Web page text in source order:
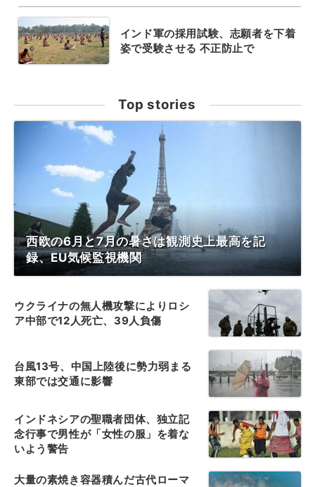
インド軍の採用試験、志願者を下着
姿で受験させる 不正防止で
Top stories
西欧の6月と7月の暑さは観測史上最高を記
録、EU気候監視機関
ウクライナの無人機攻撃によりロシ
ア中部で12人死亡、39人負傷
台風13号、中国上陸後に勢力弱まる
東部では交通に影響
インドネシアの聖職者団体、独立記
念行事で男性が「女性の服」を着な
いよう警告
大量の素焼き容器積んだ古代ローマ